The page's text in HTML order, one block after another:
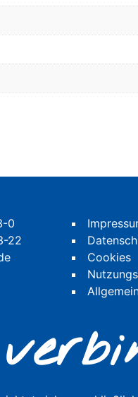
0
22
Cookies